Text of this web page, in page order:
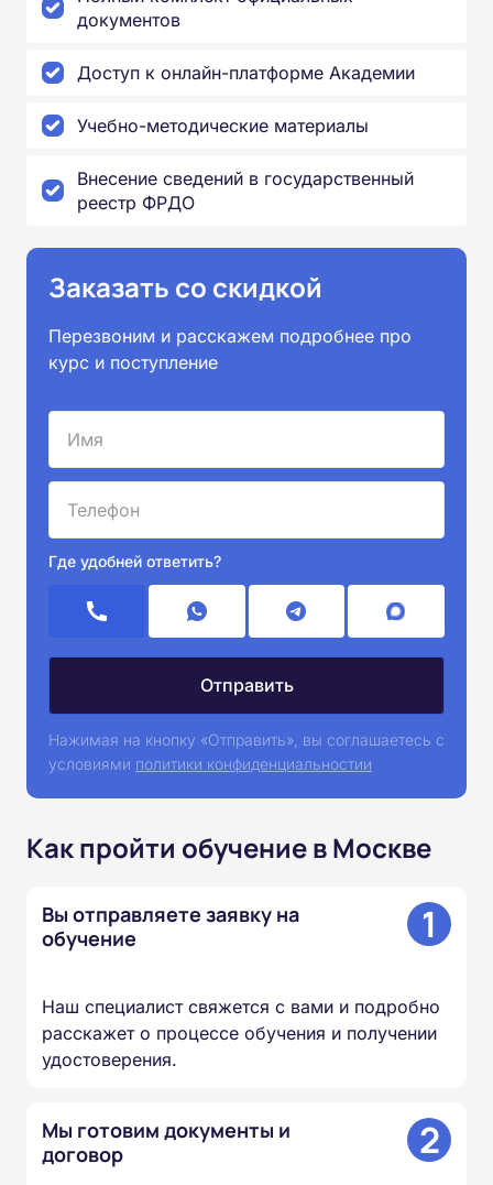
документов
Доступ к онлайн-платформе Академии
Учебно-методические материалы
Внесение сведений в государственный
реестр ФРДО
Заказать со скидкой
Перезвоним и расскажем подробнее про
курс и поступление
Где удобней ответить?
Нажимая на кнопку «Отправить», вы соглашаетесь с
условиями политики конфиденциальностии
Как пройти обучение в Москве
Вы отправляете заявку на
обучение
1
Наш специалист свяжется с вами и подробно
расскажет о процессе обучения и получении
удостоверения.
Мы готовим документы и
договор
2